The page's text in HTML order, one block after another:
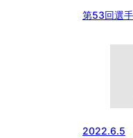
第53回選
2022.6.5